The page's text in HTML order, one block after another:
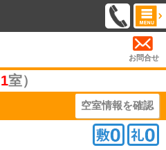
お問合せ
1室）
空室情報を確認